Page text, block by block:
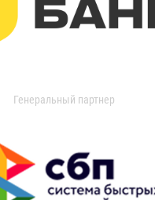
Генеральный партнер